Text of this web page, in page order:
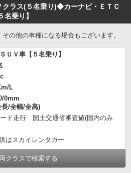
クラス(５名乗り)◆カーナビ・ＥＴＣ
名乗り】
の他の車種になる場合もございます。
ＵＶ車【５名乗り】
L
0mm
長/全幅/全高)
ード走行 国土交通省審査値(国内のみ
はスカイレンタカー
クラスで検索する